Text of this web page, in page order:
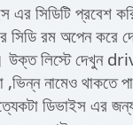
সিডিটি প্রবেশ
রম অপেন করে
উক্ত লিস্টে দেখুন
নামেও থাকতে
ডিভাইস এর